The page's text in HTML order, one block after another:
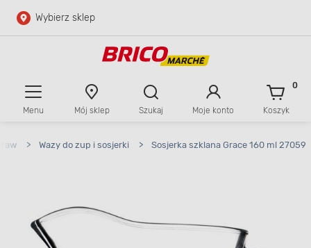
Przejdź do głównej zawartości
Wybierz sklep
Menu Mój sklep Szukaj Moje konto Koszyk
0
> Wazy do zup i sosjerki > Sosjerka szklana Grace 160 ml 27059